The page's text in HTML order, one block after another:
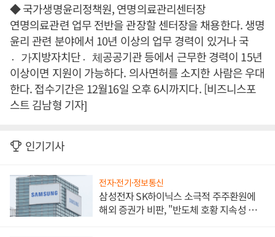
◆ 국가생명윤리정책원, 연명의료관리센터장
연명의료관련 업무 전반을 관장할 센터장을 채용한다. 생명
윤리 관련 분야에서 10년 이상의 업무 경력이 있거나 국
가〮지방자치단체〮공공기관 등에서 근무한 경력이 15년
이상이면 지원이 가능하다. 의사면허를 소지한 사람은 우대
한다. 접수기간은 12월16일 오후 6시까지다. [비즈니스포
스트 김남형 기자]
인기기사
전자·전기·정보통신
삼성전자 SK하이닉스 소극적 주주환원에
해외 증권가 비판, "반도체 호황 지속성 의